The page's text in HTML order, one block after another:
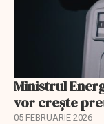
Ministrul
vor creşte
05 FEBRUARIE 2026